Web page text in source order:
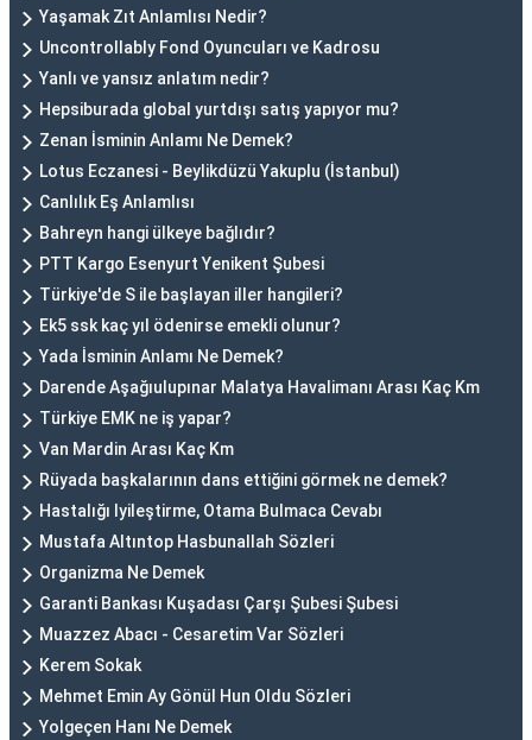
Yaşamak Zıt Anlamlısı Nedir?
Uncontrollably Fond Oyuncuları ve Kadrosu
Yanlı ve yansız anlatım nedir?
Hepsiburada global yurtdışı satış yapıyor mu?
Zenan İsminin Anlamı Ne Demek?
Lotus Eczanesi - Beylikdüzü Yakuplu (İstanbul)
Canlılık Eş Anlamlısı
Bahreyn hangi ülkeye bağlıdır?
PTT Kargo Esenyurt Yenikent Şubesi
Türkiye'de S ile başlayan iller hangileri?
Ek5 ssk kaç yıl ödenirse emekli olunur?
Yada İsminin Anlamı Ne Demek?
Darende Aşağıulupınar Malatya Havalimanı Arası Kaç Km
Türkiye EMK ne iş yapar?
Van Mardin Arası Kaç Km
Rüyada başkalarının dans ettiğini görmek ne demek?
Hastalığı Iyileştirme, Otama Bulmaca Cevabı
Mustafa Altıntop Hasbunallah Sözleri
Organizma Ne Demek
Garanti Bankası Kuşadası Çarşı Şubesi Şubesi
Muazzez Abacı - Cesaretim Var Sözleri
Kerem Sokak
Mehmet Emin Ay Gönül Hun Oldu Sözleri
Yolgeçen Hanı Ne Demek